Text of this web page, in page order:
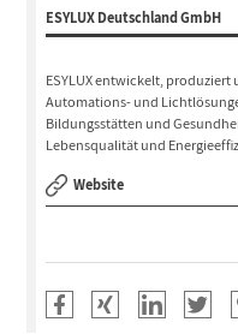
ESYLUX Deutschland GmbH
ESYLUX entwickelt,
Automations- und
Bildungsstätten und
Lebensqualität und
Website